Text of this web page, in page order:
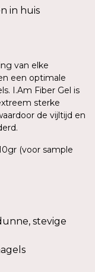
in huis
van elke
een optimale
I.Am Fiber Gel is
sterke
de vijltijd en
(voor sample
stevige